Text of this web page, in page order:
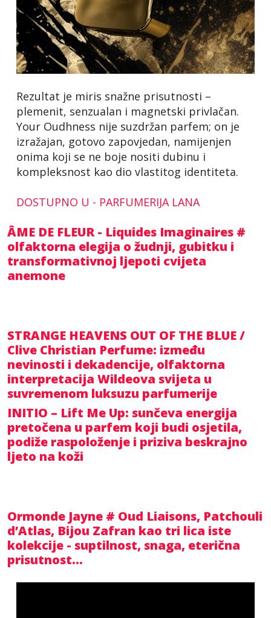
Rezultat je miris snažne prisutnosti –
plemenit, senzualan i magnetski privlačan.
Your Oudhness nije suzdržan parfem; on je
izražajan, gotovo zapovjedan, namijenjen
onima koji se ne boje nositi dubinu i
kompleksnost kao dio vlastitog identiteta.
DOSTUPNO U - PARFUMERIJA LANA
ÂME DE FLEUR - Liquides Imaginaires #
olfaktorna elegija o žudnji, gubitku i
transformativnoj ljepoti cvijeta
anemone
STRANGE HEAVENS OUT OF THE BLUE /
Clive Christian Perfume: između
nevinosti i dekadencije, olfaktorna
interpretacija Wildeova svijeta u
suvremenom luksuzu parfumerije
INITIO – Lift Me Up: sunčeva energija
pretočena u parfem koji budi osjetila,
podiže raspoloženje i priziva beskrajno
ljeto na koži
Ormonde Jayne # Oud Liaisons, Patchouli
d’Atlas, Bijou Zafran kao tri lica iste
kolekcije - suptilnost, snaga, eterična
prisutnost...